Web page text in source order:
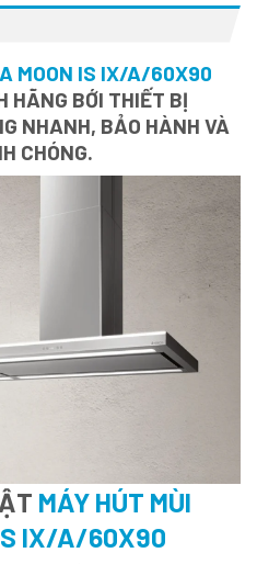
MOON IS IX/A/60X90
HÃNG BỚI THIẾT BỊ
NHANH, BẢO HÀNH VÀ
CHÓNG.
MÁY HÚT MÙI
IX/A/60X90